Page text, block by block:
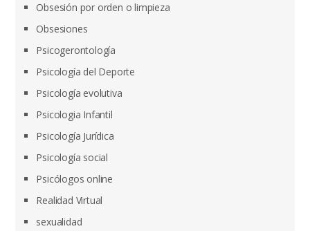
Obsesión por orden o limpieza
Obsesiones
Psicogerontología
Psicología del Deporte
Psicología evolutiva
Psicologia Infantil
Psicología Jurídica
Psicología social
Psicólogos online
Realidad Virtual
sexualidad